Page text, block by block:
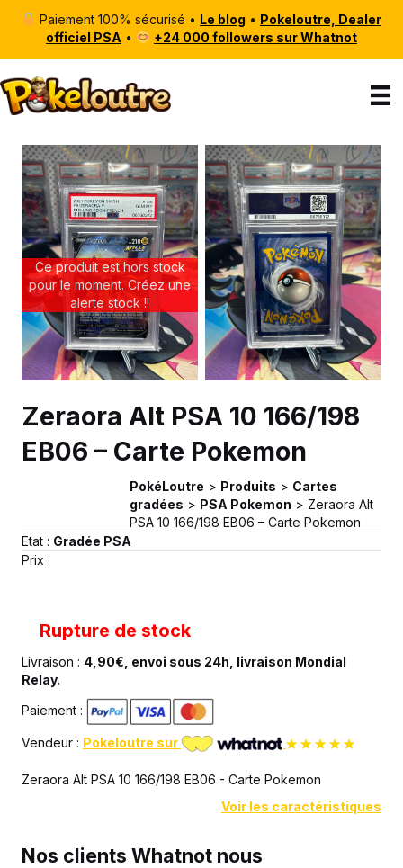
Paiement 100% sécurisé • Le blog • Pokeloutre, Dealer
officiel PSA • +24 000 followers sur Whatnot
Ce produit est hors stock
pour le moment. Créez une
alerte stock !!
Zeraora Alt PSA 10 166/198
EB06 – Carte Pokemon
PokéLoutre > Produits > Cartes
gradées > PSA Pokemon > Zeraora Alt
PSA 10 166/198 EB06 – Carte Pokemon
Etat : Gradée PSA
Prix :
Rupture de stock
Livraison : 4,90€, envoi sous 24h, livraison Mondial
Relay.
Paiement :
Vendeur : Pokeloutre sur
Zeraora Alt PSA 10 166/198 EB06 - Carte Pokemon
Voir les caractéristiques
Nos clients Whatnot nous